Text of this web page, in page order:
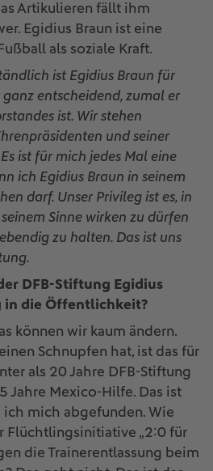
Artikulieren fällt ihm
Egidius Braun ist eine
als soziale Kraft.
ist Egidius Braun für
entscheidend, zumal er
ist. Wir stehen
und seiner
ist für mich jedes Mal eine
ich Egidius Braun in seinem
darf. Unser Privileg ist es, in
Sinne wirken zu dürfen
zu halten. Das ist uns
DFB-Stiftung Egidius
in die Öffentlichkeit?
können wir kaum ändern.
Schnupfen hat, ist das für
als 20 Jahre DFB-Stiftung
Jahre Mexico-Hilfe. Das ist
ich mich abgefunden. Wie
Flüchtlingsinitiative „2:0 für
die Trainerentlassung beim